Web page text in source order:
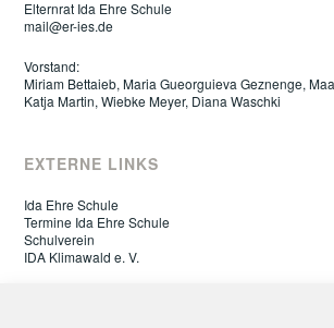
Elternrat Ida Ehre Schule
mail@er-ies.de
Vorstand:
Miriam Bettaieb, Maria Gueorguieva Geznenge,
Katja Martin, Wiebke Meyer, Diana Waschki
EXTERNE LINKS
Ida Ehre Schule
Termine Ida Ehre Schule
Schulverein
IDA Klimawald e. V.